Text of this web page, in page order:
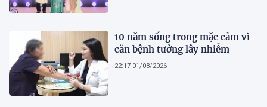
10 năm sống trong mặc cảm vì
căn bệnh tưởng lây nhiễm
22:17 01/08/2026